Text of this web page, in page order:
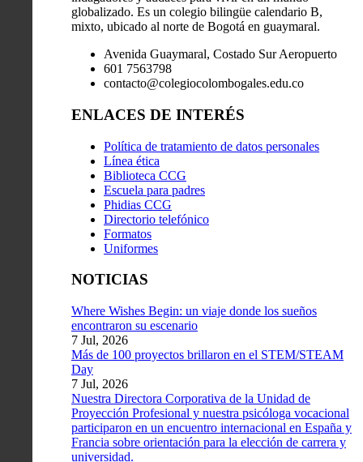
globalizado. Es un colegio bilingüe calendario B,
mixto, ubicado al norte de Bogotá en guaymaral.
Avenida Guaymaral, Costado Sur Aeropuerto
601 7563798
contacto@colegiocolombogales.edu.co
ENLACES DE INTERÉS
Política de tratamiento de datos personales
Línea ética
Biblioteca CCG
Escuela para padres
Phidias CCG
Directorio telefónico
Formatos
Uniformes
NOTICIAS
Where Wishes Begin: un viaje donde los sueños
encontraron su escenario
7 Jul, 2026
Más de 100 proyectos brillaron en el STEM/STEAM
Day
7 Jul, 2026
Nuestra Directora Corporativa de la Unidad de
Proyección Profesional y nuestra psicóloga vocacional
participaron en un encuentro internacional en España y
Francia sobre orientación para la elección de carrera y
universidad.